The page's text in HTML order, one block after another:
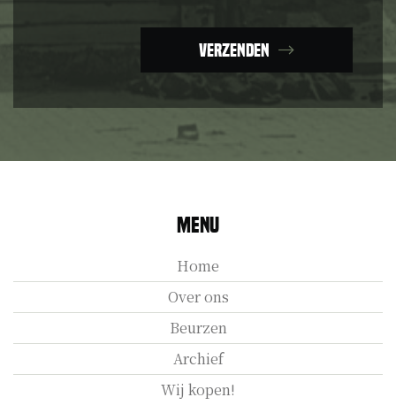
Verzenden
Menu
Home
Over ons
Beurzen
Archief
Wij kopen!